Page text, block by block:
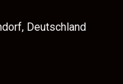
Deutschland